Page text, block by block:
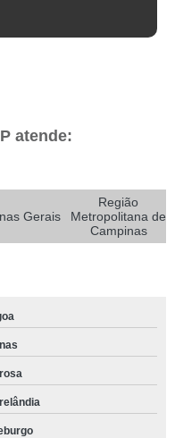
atende:
Gerais
Região
Metropolitana de
Campinas